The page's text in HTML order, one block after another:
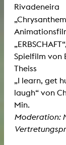
Rivadeneira
Spielfilm von
Theiss
„I learn, get
laugh“ von
Min.
Moderation: